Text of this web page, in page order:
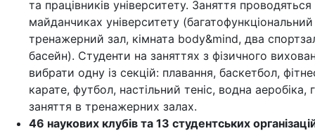
та працівників університету. Заняття
майданчиках університету (багатофункціональний
тренажерний зал, кімната body&mind, два
басейн). Студенти на заняттях з фізичного
вибрати одну із секцій: плавання, баскетбол,
карате, футбол, настільний теніс, водна аеробіка,
заняття в тренажерних залах.
46 наукових клубів та 13 студентських